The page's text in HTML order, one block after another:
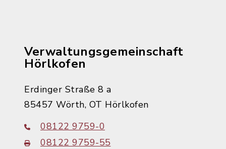
Verwaltungsgemeinschaft
Hörlkofen
Erdinger Straße 8 a
85457 Wörth, OT Hörlkofen
08122 9759-0
08122 9759-55